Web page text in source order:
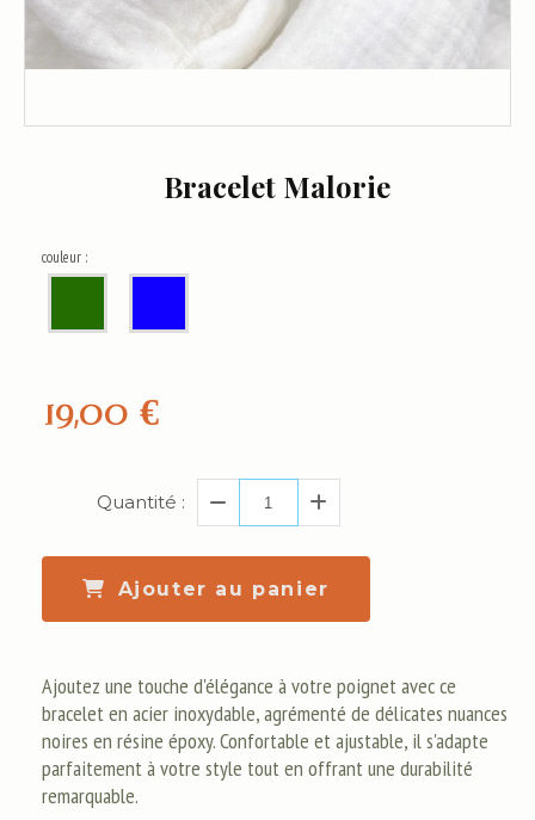
Bracelet Malorie
couleur :
19,00 €
Quantité :
Ajouter au panier
Ajoutez une touche d'élégance à votre poignet avec ce
bracelet en acier inoxydable, agrémenté de délicates nuances
noires en résine époxy. Confortable et ajustable, il s'adapte
parfaitement à votre style tout en offrant une durabilité
remarquable.